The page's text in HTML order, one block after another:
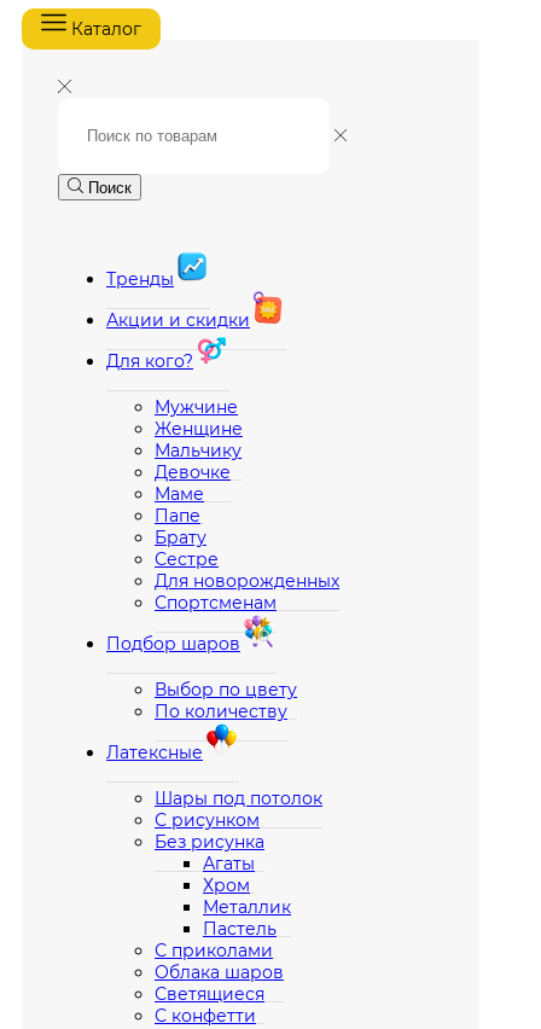
Каталог
Поиск
Тренды
Акции и скидки
Для кого?
Мужчине
Женщине
Мальчику
Девочке
Маме
Папе
Брату
Сестре
Для новорожденных
Спортсменам
Подбор шаров
Выбор по цвету
По количеству
Латексные
Шары под потолок
С рисунком
Без рисунка
Агаты
Хром
Металлик
Пастель
С приколами
Облака шаров
Светящиеся
С конфетти